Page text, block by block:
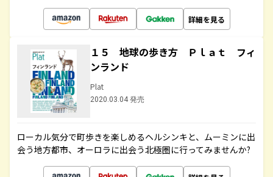
詳細を見る
１５ 地球の歩き方 Ｐｌａｔ フィ
ンランド
Plat
2020.03.04 発売
ローカル気分で町歩きを楽しめるヘルシンキと、ムーミンに出
会う地方都市、オーロラに出会う北極圏に行ってみませんか?